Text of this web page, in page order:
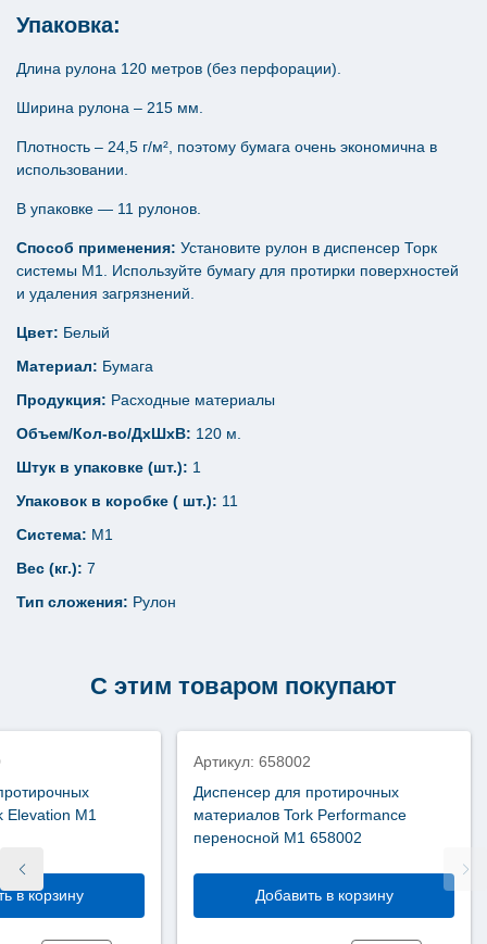
Упаковка:
Длина рулона 120 метров (без перфорации).
Ширина рулона – 215 мм.
Плотность – 24,5 г/м², поэтому бумага очень экономична в
использовании.
В упаковке — 11 рулонов.
Способ применения: Установите рулон в диспенсер Торк
системы М1. Используйте бумагу для протирки поверхностей
и удаления загрязнений.
Цвет: Белый
Материал: Бумага
Продукция: Расходные материалы
Объем/Кол-во/ДхШхВ: 120 м.
Штук в упаковке (шт.): 1
Упаковок в коробке ( шт.): 11
Система: M1
Вес (кг.): 7
Тип сложения: Рулон
С этим товаром покупают
Elevation М1
в корзину
Артикул: 658002
Диспенсер для протирочных
материалов Tork Performance
переносной М1 658002
Добавить в корзину